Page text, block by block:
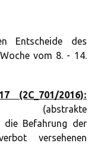
Entscheide des
vom 8. - 14.
(2C_701/2016):
(abstrakte
die Befahrung der
versehenen